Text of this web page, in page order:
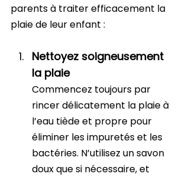
parents à traiter efficacement la
plaie de leur enfant :
Nettoyez soigneusement
la plaie
Commencez toujours par
rincer délicatement la plaie à
l’eau tiède et propre pour
éliminer les impuretés et les
bactéries. N’utilisez un savon
doux que si nécessaire, et